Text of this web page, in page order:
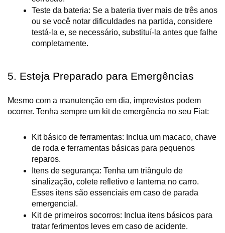
Teste da bateria: Se a bateria tiver mais de três anos
ou se você notar dificuldades na partida, considere
testá-la e, se necessário, substituí-la antes que falhe
completamente.
5. Esteja Preparado para Emergências
Mesmo com a manutenção em dia, imprevistos podem
ocorrer. Tenha sempre um kit de emergência no seu Fiat:
Kit básico de ferramentas: Inclua um macaco, chave
de roda e ferramentas básicas para pequenos
reparos.
Itens de segurança: Tenha um triângulo de
sinalização, colete refletivo e lanterna no carro.
Esses itens são essenciais em caso de parada
emergencial.
Kit de primeiros socorros: Inclua itens básicos para
tratar ferimentos leves em caso de acidente.